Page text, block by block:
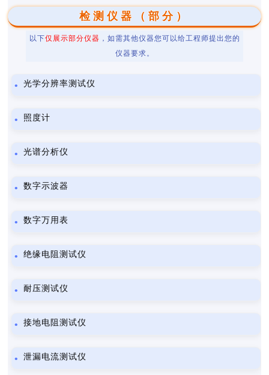
检测仪器（部分）
以下仅展示部分仪器 ，如需其他仪器您可以给工程师提出您的
仪器要求。
光学分辨率测试仪
照度计
光谱分析仪
数字示波器
数字万用表
绝缘电阻测试仪
耐压测试仪
接地电阻测试仪
泄漏电流测试仪